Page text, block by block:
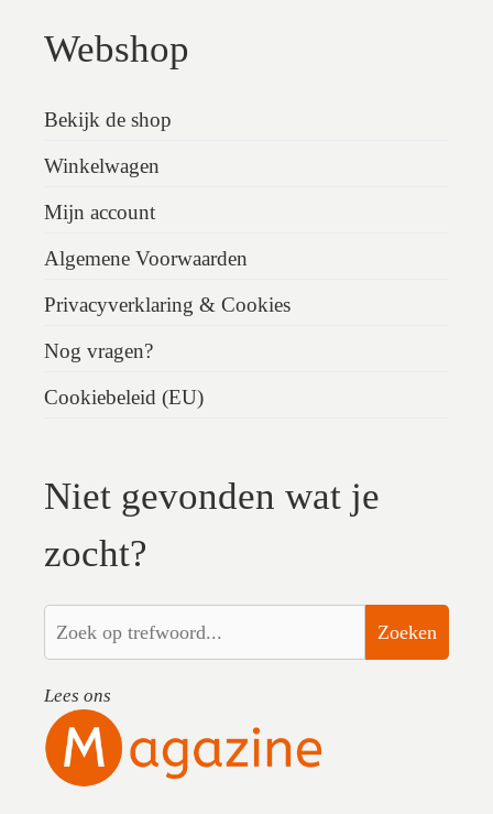
Webshop
Bekijk de shop
Winkelwagen
Mijn account
Algemene Voorwaarden
Privacyverklaring & Cookies
Nog vragen?
Cookiebeleid (EU)
Niet gevonden wat je
zocht?
Zoeken
Lees ons